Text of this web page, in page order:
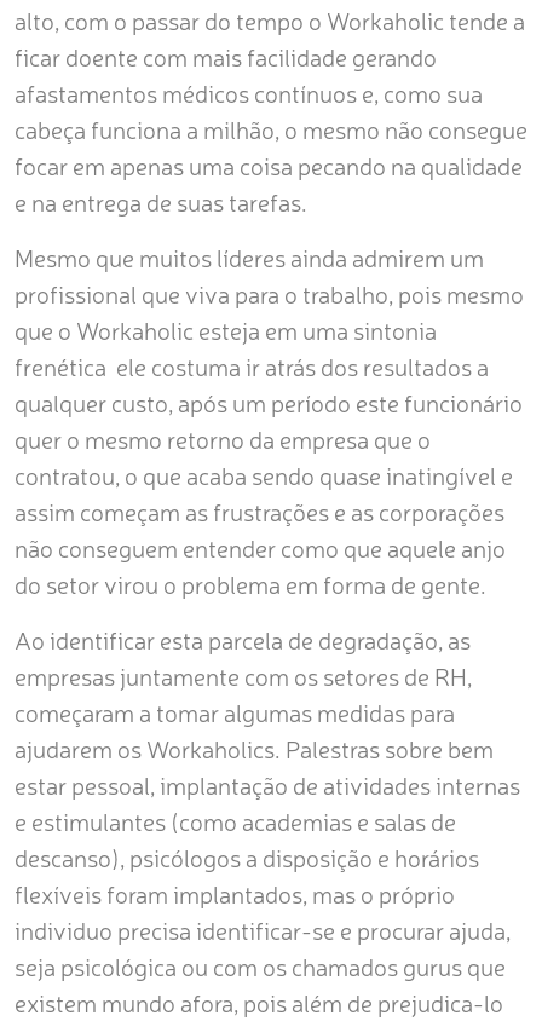
alto, com o passar do tempo o Workaholic tende a
ficar doente com mais facilidade gerando
afastamentos médicos contínuos e, como sua
cabeça funciona a milhão, o mesmo não consegue
focar em apenas uma coisa pecando na qualidade
e na entrega de suas tarefas.
Mesmo que muitos líderes ainda admirem um
profissional que viva para o trabalho, pois mesmo
que o Workaholic esteja em uma sintonia
frenética ele costuma ir atrás dos resultados a
qualquer custo, após um período este funcionário
quer o mesmo retorno da empresa que o
contratou, o que acaba sendo quase inatingível e
assim começam as frustrações e as corporações
não conseguem entender como que aquele anjo
do setor virou o problema em forma de gente.
Ao identificar esta parcela de degradação, as
empresas juntamente com os setores de RH,
começaram a tomar algumas medidas para
ajudarem os Workaholics. Palestras sobre bem
estar pessoal, implantação de atividades internas
e estimulantes (como academias e salas de
descanso), psicólogos a disposição e horários
flexíveis foram implantados, mas o próprio
individuo precisa identificar-se e procurar ajuda,
seja psicológica ou com os chamados gurus que
existem mundo afora, pois além de prejudica-lo